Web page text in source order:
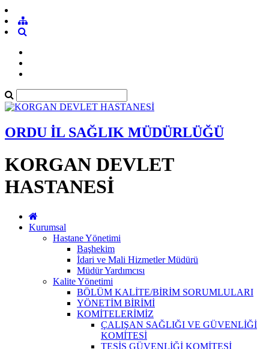
ORDU İL SAĞLIK MÜDÜRLÜĞÜ
KORGAN DEVLET
HASTANESİ
Kurumsal
Hastane Yönetimi
Başhekim
İdari ve Mali Hizmetler Müdürü
Müdür Yardımcısı
Kalite Yönetimi
BÖLÜM KALİTE/BİRİM SORUMLULARI
YÖNETİM BİRİMİ
KOMİTELERİMİZ
ÇALIŞAN SAĞLIĞI VE GÜVENLİĞİ
KOMİTESİ
TESİS GÜVENLİĞİ KOMİTESİ